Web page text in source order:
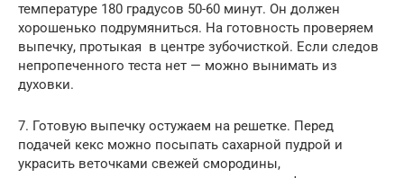
температуре 180 градусов 50-60 минут. Он должен
хорошенько подрумяниться. На готовность проверяем
выпечку, протыкая в центре зубочисткой. Если следов
непропеченного теста нет — можно вынимать из
духовки.
7. Готовую выпечку остужаем на решетке. Перед
подачей кекс можно посыпать сахарной пудрой и
украсить веточками свежей смородины,